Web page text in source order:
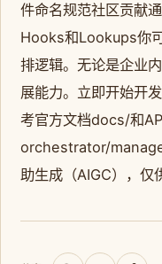
件命名规范社区贡献
Hooks和Lookups你
排逻辑。无论是企业
展能力。立即开始开
考官方文档docs/和
orchestrator/
助生成（AIGC），仅